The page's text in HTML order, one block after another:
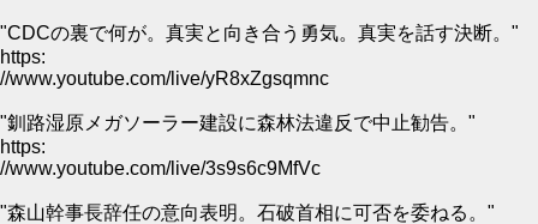
"CDCの裏で何が。真実と向き合う勇気。真実を話す決断。"
https:
//www.youtube.com/live/yR8xZgsqmnc
"釧路湿原メガソーラー建設に森林法違反で中止勧告。"
https:
//www.youtube.com/live/3s9s6c9MfVc
"森山幹事長辞任の意向表明。石破首相に可否を委ねる。"